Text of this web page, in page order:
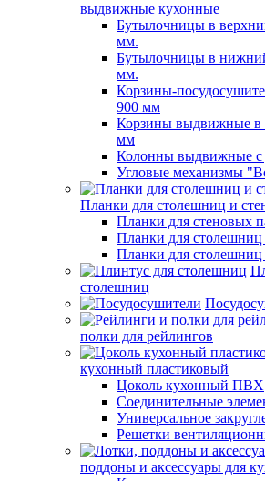
выдвижные кухонные
Бутылочницы в
мм.
Бутылочницы в
мм.
Корзины-
900 мм
Корзины выдвижные в
мм
Колонны выдвижные с
Угловые механизмы
Планки для столешниц и
Планки для стеновых
Планки для
Планки для
столешниц
полки для рейлингов
кухонный пластиковый
Цоколь кухонный ПВХ
Соединительные
Универсальное
Решетки
поддоны и аксессуары для